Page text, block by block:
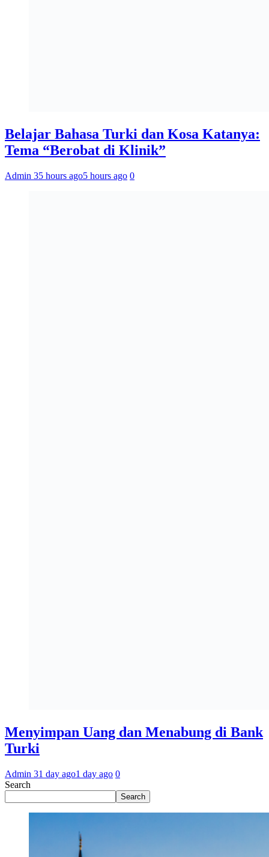
Belajar Bahasa Turki dan Kosa Katanya:
Tema “Berobat di Klinik”
Admin 35 hours ago5 hours ago 0
Menyimpan Uang dan Menabung di Bank
Turki
Admin 31 day ago1 day ago 0
Search
Search